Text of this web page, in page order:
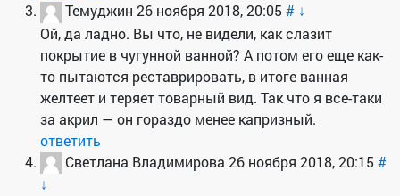
Темуджин 26 ноября 2018, 20:05# ↓
Ой, да ладно. Вы что, не видели, как слазит
покрытие в чугунной ванной? А потом его еще как-
то пытаются реставрировать, в итоге ванная
желтеет и теряет товарный вид. Так что я все-таки
за акрил — он гораздо менее капризный.
ответить
Светлана Владимирова 26 ноября 2018, 20:15#
↓